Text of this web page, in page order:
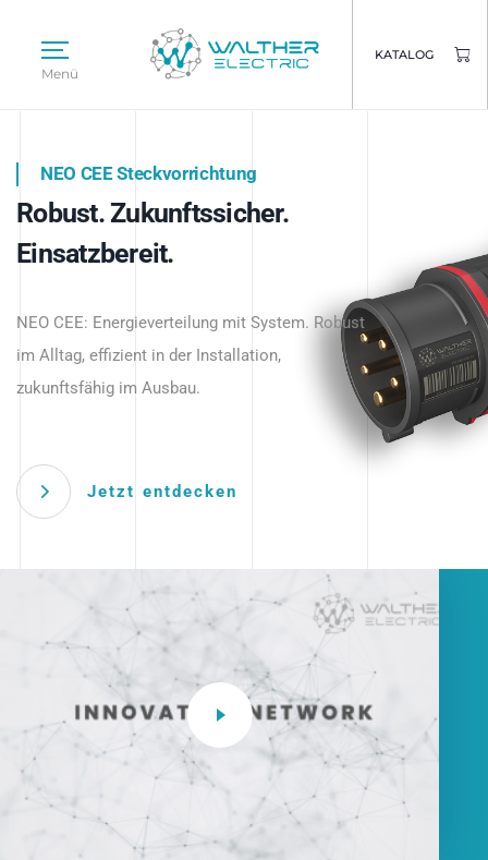
Menü
KATALOG
Intelligente Stromverteilung
beginnt hier.
NEO CEE Steckvorrichtung
Robust. Zukunftssicher.
Einsatzbereit.
NEO CEE: Energieverteilung mit System. Robust
im Alltag, effizient in der Installation,
zukunftsfähig im Ausbau.
Jetzt entdecken
Intelligenz trifft Energie.
Anwendungen – robust, IP-geschützt und
zukunftsfähig.